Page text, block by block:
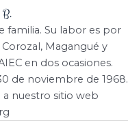
B.
familia. Su labor es por
Magangué y
en dos ocasiones.
de noviembre de 1968.
a nuestro sitio web